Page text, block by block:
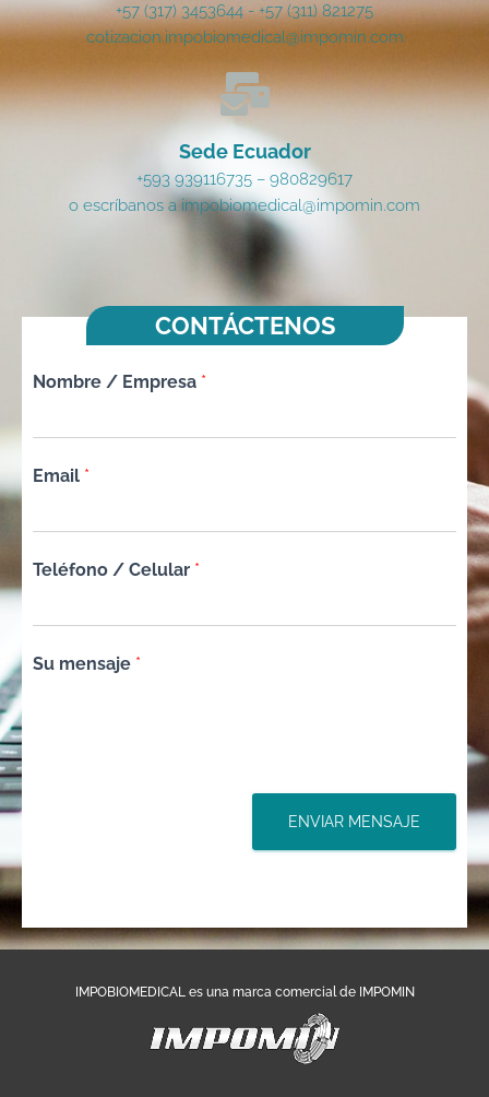
+57 (317) 3453644 - +57 (311) 821275
cotizacion.impobiomedical@impomin.com
Sede Ecuador
+593 939116735 – 980829617
o escríbanos a impobiomedical@impomin.com
CONTÁCTENOS
Nombre / Empresa *
Email *
Teléfono / Celular *
Su mensaje *
ENVIAR MENSAJE
IMPOBIOMEDICAL es una marca comercial de IMPOMIN